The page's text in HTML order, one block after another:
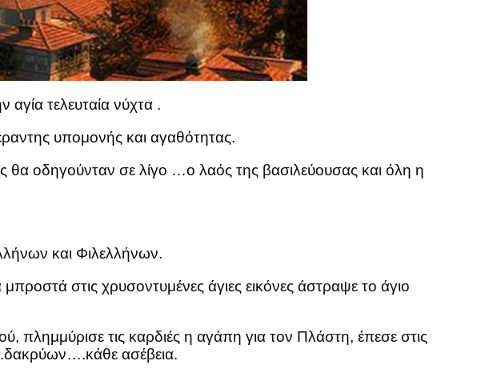
αγία τελευταία νύχτα .
υπομονής και αγαθότητας.
οδηγούνταν σε λίγο …ο λαός της βασιλεύουσας και όλη η
και Φιλελλήνων.
στις χρυσοντυμένες άγιες εικόνες άστραψε το άγιο
πλημμύρισε τις καρδιές η αγάπη για τον Πλάστη, έπεσε στις
ασέβεια.